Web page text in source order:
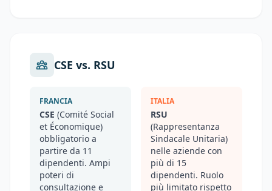
CSE vs. RSU
FRANCIA
CSE (Comité Social
et Économique)
obbligatorio a
partire da 11
dipendenti. Ampi
poteri di
consultazione e
ITALIA
RSU
(Rappresentanza
Sindacale Unitaria)
nelle aziende con
più di 15
dipendenti. Ruolo
più limitato rispetto